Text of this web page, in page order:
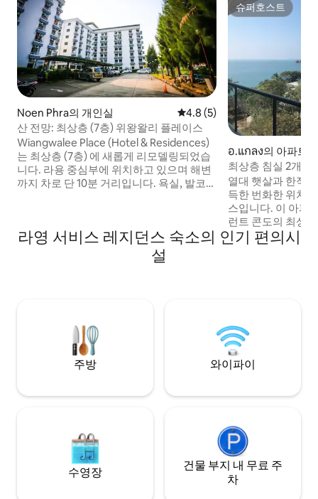
Noen Phra의 개인실 평점 4.8점(5점 만점), 후기 5
4.8 (5)
산 전망: 최상층 (7층) 위왕왈리 플레이스
Wiangwalee Place (Hotel & Residences)
는 최상층 (7층) 에 새롭게 리모델링되었습
니다. 라용 중심부에 위치하고 있으며 해변
까지 차로 단 10분 거리입니다. 욕실, 발코
객실 내 음식 서비스를 이용할 수 있습니다.
로비 공간에서 무료 커피, 따뜻한 차, 오발틴
슈퍼호스트
슈퍼호스트
อ.แกลง의 아파트
최상층 침실 2개
전망
열대 햇살과 한적
득한 번화한 위치
스입니다. 이 아파
런트 콘도의 최상
코너 테라스에서
을 즐기실 수 있습
라영 서비스 레지던스 숙소의 인기 편의시
설
주방 와이파이
수영장
건물 부지 내 무료 주
차